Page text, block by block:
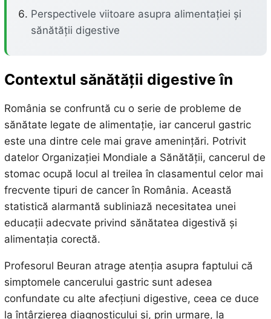
Perspectivele viitoare asupra alimentației și
sănătății digestive
Contextul sănătății digestive în
România se confruntă cu o serie de probleme de
sănătate legate de alimentație, iar cancerul gastric
este una dintre cele mai grave amenințări. Potrivit
datelor Organizației Mondiale a Sănătății, cancerul de
stomac ocupă locul al treilea în clasamentul celor mai
frecvente tipuri de cancer în România. Această
statistică alarmantă subliniază necesitatea unei
educații adecvate privind sănătatea digestivă și
alimentația corectă.
Profesorul Beuran atrage atenția asupra faptului că
simptomele cancerului gastric sunt adesea
confundate cu alte afecțiuni digestive, ceea ce duce
la întârzierea diagnosticului și, prin urmare, la